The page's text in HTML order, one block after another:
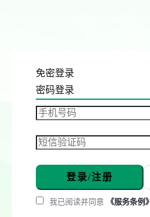
免密登录
密码登录
登录/注册
我已阅读并同意 《服务条例》